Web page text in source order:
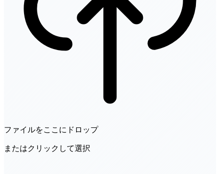
ファイルをここにドロップ
またはクリックして選択